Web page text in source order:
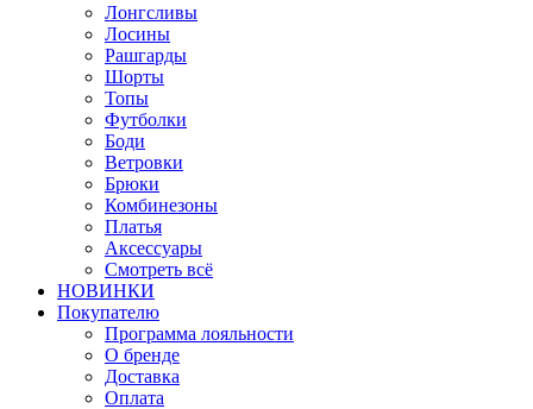
Лонгсливы
Лосины
Рашгарды
Шорты
Топы
Футболки
Боди
Ветровки
Брюки
Комбинезоны
Платья
Аксессуары
Смотреть всё
НОВИНКИ
Покупателю
Программа лояльности
О бренде
Доставка
Оплата